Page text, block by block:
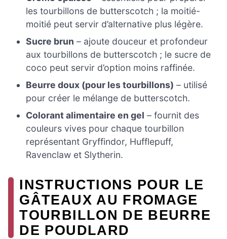
les tourbillons de butterscotch ; la moitié-
moitié peut servir d’alternative plus légère.
Sucre brun – ajoute douceur et profondeur
aux tourbillons de butterscotch ; le sucre de
coco peut servir d’option moins raffinée.
Beurre doux (pour les tourbillons) – utilisé
pour créer le mélange de butterscotch.
Colorant alimentaire en gel – fournit des
couleurs vives pour chaque tourbillon
représentant Gryffindor, Hufflepuff,
Ravenclaw et Slytherin.
INSTRUCTIONS POUR LE
GÂTEAUX AU FROMAGE
TOURBILLON DE BEURRE
DE POUDLARD